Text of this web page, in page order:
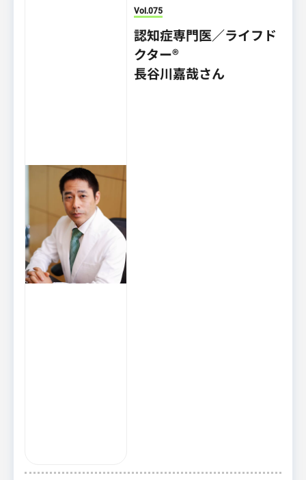
Vol.075
認知症専門医／ライフド
クター®
長谷川嘉哉さん